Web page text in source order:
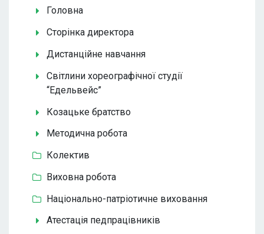
Головна
Сторінка директора
Дистанційне навчання
Світлини хореографічної студії
“Едельвейс”
Козацьке братство
Методична робота
Колектив
Виховна робота
Національно-патріотичне виховання
Атестація педпрацівників